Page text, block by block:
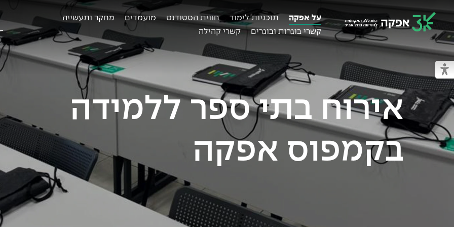
מעבר למצב נגיש
מכללת אפקה
על אפקה תוכניות לימוד חווית הסטודנט מועמדים
מחקר ותעשייה
קשרי בוגרות ובוגרים
קשרי קהילה
אירוח בתי ספר ללמידה
בקמפוס אפקה